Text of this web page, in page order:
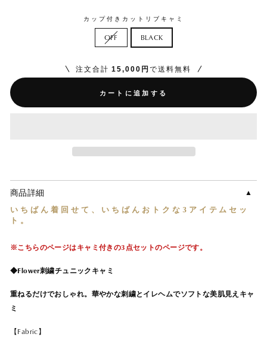
カップ付きカットリブキャミ
OFF BLACK
注文合計 15,000円 で送料無料
カートに追加する
商品詳細
いちばん着回せて、 いちばんおトクな 3アイテムセッ
ト。
※こちらのページはキャミ付きの3点セットのページです。
◆Flower刺繍チュニックキャミ
重ねるだけでおしゃれ。華やかな刺繍とイレヘムでソフトな美肌見えキャ
ミ
【Fabric】